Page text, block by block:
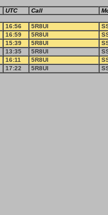
UTC Call
16:56 5R8UI
16:59 5R8UI
15:39 5R8UI
13:35 5R8UI
16:11 5R8UI
17:22 5R8UI